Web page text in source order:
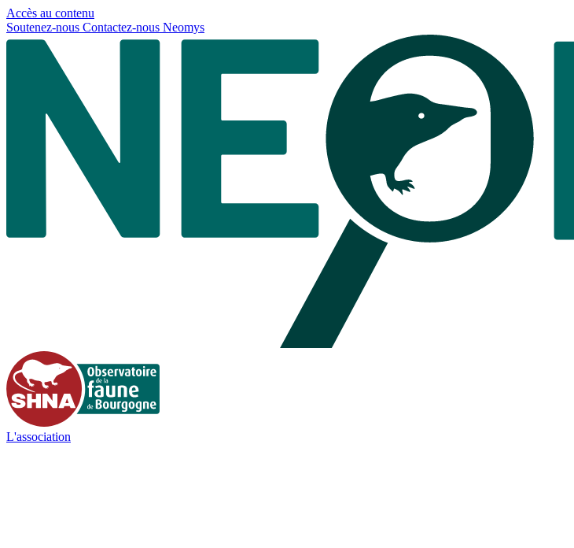
Accès au contenu
Soutenez-nous Contactez-nous Neomys
L'association
Panneau de gestion des cookies